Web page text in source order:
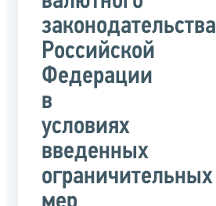
законодательства
Российской
Федерации
в
условиях
введенных
ограничительных